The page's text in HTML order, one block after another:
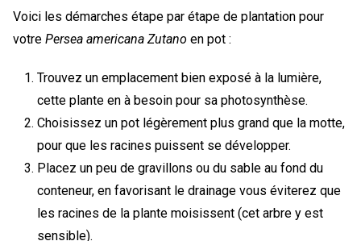
Voici les démarches étape par étape de plantation pour
votre Persea americana Zutano en pot :
Trouvez un emplacement bien exposé à la lumière,
cette plante en à besoin pour sa photosynthèse.
Choisissez un pot légèrement plus grand que la motte,
pour que les racines puissent se développer.
Placez un peu de gravillons ou du sable au fond du
conteneur, en favorisant le drainage vous éviterez que
les racines de la plante moisissent (cet arbre y est
sensible).